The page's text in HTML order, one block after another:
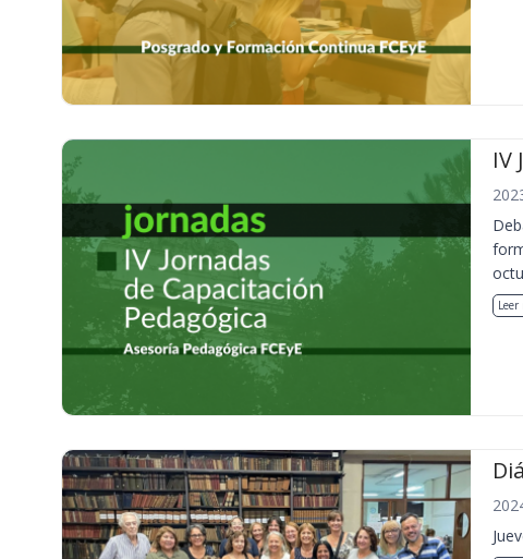
IV
Leer